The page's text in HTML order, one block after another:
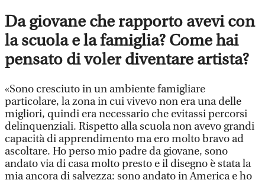
Da giovane che rapporto avevi con
la scuola e la famiglia? Come hai
pensato di voler diventare artista?
«Sono cresciuto in un ambiente famigliare
particolare, la zona in cui vivevo non era una delle
migliori, quindi era necessario che evitassi percorsi
delinquenziali. Rispetto alla scuola non avevo grandi
capacità di apprendimento ma ero molto bravo ad
ascoltare. Ho perso mio padre da giovane, sono
andato via di casa molto presto e il disegno è stata la
mia ancora di salvezza: sono andato in America e ho